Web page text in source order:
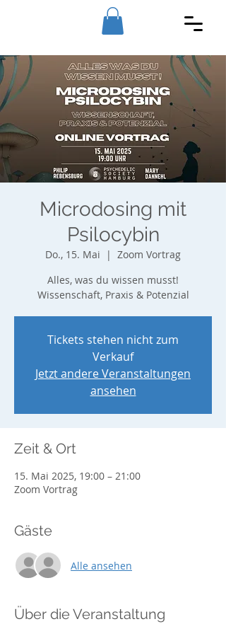
Microdosing mit
Psilocybin
Do., 15. Mai
  |
Zoom Vortrag
Alles, was du wissen musst!
Wissenschaft, Praxis & Potenzial
Tickets stehen nicht zum
Verkauf
Jetzt andere Veranstaltungen
ansehen
Zeit & Ort
15. Mai 2025, 19:00 – 21:00
Zoom Vortrag
Gäste
Alle ansehen
Über die Veranstaltung